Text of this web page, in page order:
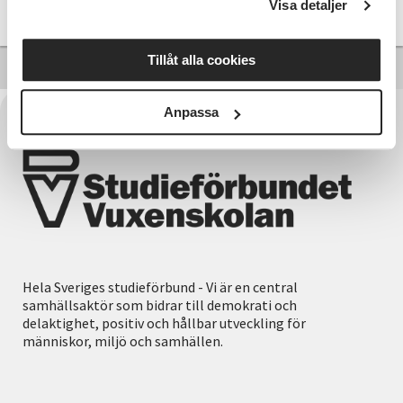
Visa detaljer
Tillåt alla cookies
Anpassa
Hela Sveriges studieförbund - Vi är en central
samhällsaktör som bidrar till demokrati och
delaktighet, positiv och hållbar utveckling för
människor, miljö och samhällen.